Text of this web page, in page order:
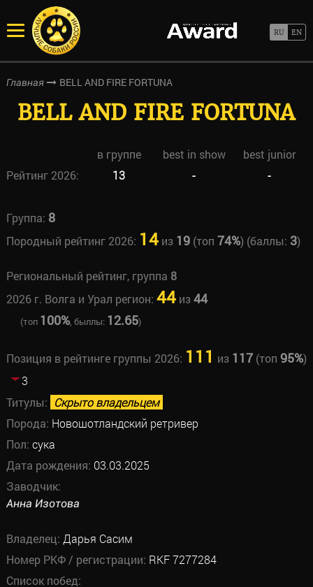
Главная BELL AND FIRE FORTUNA
BELL AND FIRE FORTUNA
в группе best in show
best junior
Рейтинг 2026:
13 - -
Группа: 8
Породный рейтинг 2026: 14из 19(топ 74%) (баллы: 3)
Региональный рейтинг, группа 8
2026 г. Волга и Урал регион: 44из44
(топ 100%, быллы: 12.65)
Позиция в рейтинге группы 2026: 111 из 117(топ 95%)
3
Титулы: Скрыто владельцем
Порода: Новошотландский ретривер
Пол: сука
Дата рождения: 03.03.2025
Заводчик:
Анна Изотова
Владелец: Дарья Сасим
Номер РКФ / регистрации: RKF 7277284
Список побед: